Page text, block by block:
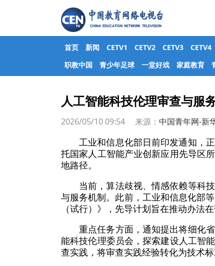
首页 新闻 CETV1 CETV2 CETV3 CETV4
职教中国
青少年足球 一堂好戏 家庭教育
人工智能科技伦理审查与服
2026/05/10 09:54 来源： 中国青年网-新
工业和信息化部日前印发通知，
托国家人工智能产业创新应用先导区
地路径。
当前，算法歧视、情感依赖等科
与服务机制。此前，工业和信息化部
（试行）》，先导计划旨在推动办法
重点任务方面，通知提出将细化
能科技伦理委员会，探索建设人工智
查实践，将审查实践经验转化为技术